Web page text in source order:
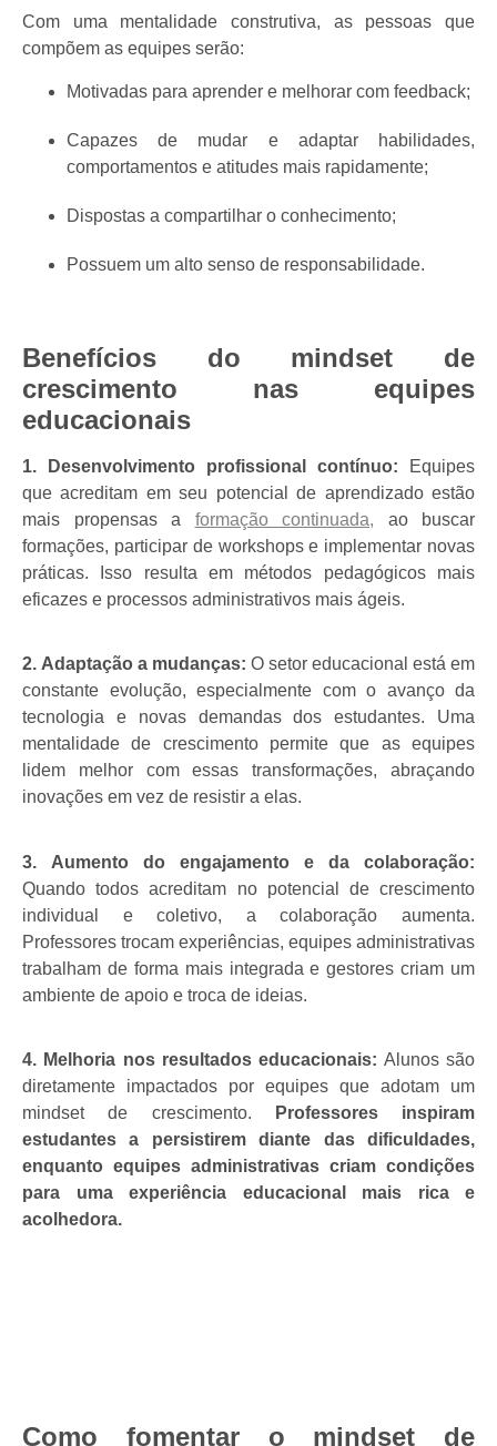
Com uma mentalidade construtiva, as pessoas que
compõem as equipes serão:
Motivadas para aprender e melhorar com feedback;
Capazes de mudar e adaptar habilidades,
comportamentos e atitudes mais rapidamente;
Dispostas a compartilhar o conhecimento;
Possuem um alto senso de responsabilidade.
Benefícios do mindset de
crescimento nas equipes
educacionais
1. Desenvolvimento profissional contínuo: Equipes
que acreditam em seu potencial de aprendizado estão
mais propensas a formação continuada, ao buscar
formações, participar de workshops e implementar novas
práticas. Isso resulta em métodos pedagógicos mais
eficazes e processos administrativos mais ágeis.
2. Adaptação a mudanças: O setor educacional está em
constante evolução, especialmente com o avanço da
tecnologia e novas demandas dos estudantes. Uma
mentalidade de crescimento permite que as equipes
lidem melhor com essas transformações, abraçando
inovações em vez de resistir a elas.
3.
Aumento do engajamento e da colaboração:
Quando todos acreditam no potencial de crescimento
individual e coletivo, a colaboração aumenta.
Professores trocam experiências, equipes administrativas
trabalham de forma mais integrada e gestores criam um
ambiente de apoio e troca de ideias.
4. Melhoria nos resultados educacionais: Alunos são
diretamente impactados por equipes que adotam um
mindset de crescimento.
Professores inspiram
estudantes a persistirem diante das dificuldades,
enquanto equipes administrativas criam condições
para uma experiência educacional mais rica e
acolhedora.
Como fomentar o mindset de